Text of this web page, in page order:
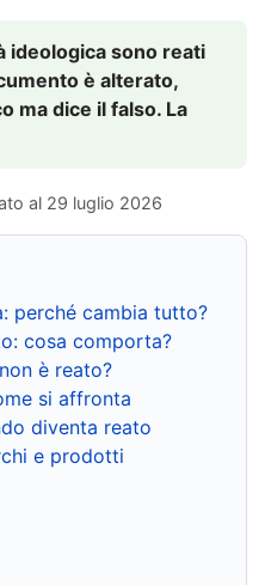
ideologica sono reati
è alterato,
ma dice il falso. La
al 29 luglio 2026
perché cambia tutto?
cosa comporta?
è reato?
si affronta
diventa reato
e prodotti